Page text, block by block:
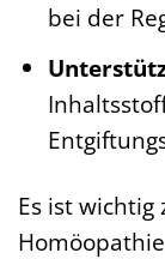
bei der
Es ist wichtig